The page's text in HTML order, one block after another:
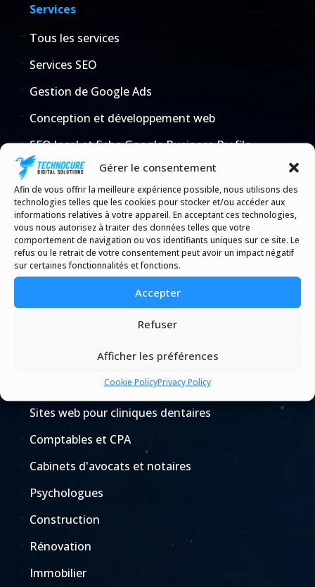
Gérer le consentement
Afin de vous offrir la meilleure expérience possible, nous utilisons des
technologies telles que les cookies pour stocker et/ou accéder aux
informations relatives à votre appareil. En acceptant ces technologies,
vous nous autorisez à traiter des données telles que votre
comportement de navigation ou vos identifiants uniques sur ce site. Le
refus ou le retrait de votre consentement peut avoir un impact négatif
sur certaines fonctionnalités et fonctions.
Accepter
Refuser
Afficher les préférences
Cookie PolicyPrivacy Policy
Services
Tous les services
Services SEO
Gestion de Google Ads
Conception et développement web
SEO local et fiche Google Business Profile
Entretien et hébergement de site web
Refonte de site web
Commerce en ligne et boutiques
Configuration Loi 25
IA et automatisation d'entreprise
Microsoft 365 et TI
Toutes les industries
Sites web pour cliniques dentaires
Comptables et CPA
Cabinets d'avocats et notaires
Psychologues
Construction
Rénovation
Immobilier